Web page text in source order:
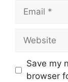
Email
Website
Save my
browser